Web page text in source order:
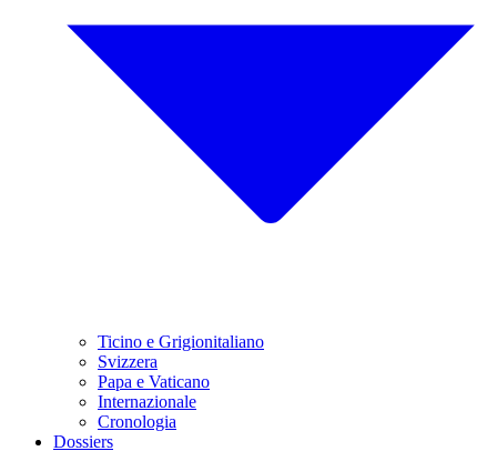
Ticino e Grigionitaliano
Svizzera
Papa e Vaticano
Internazionale
Cronologia
Dossiers